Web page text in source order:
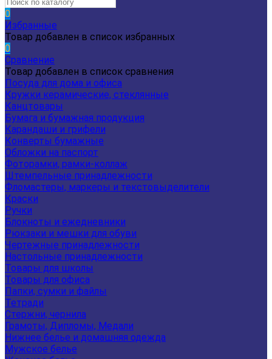
0
Избранные
Товар добавлен в список избранных
0
Сравнение
Товар добавлен в список сравнения
Посуда для дома и офиса
Кружки керамические, стеклянные
Канцтовары
Бумага и бумажная продукция
Карандаши и грифели
Конверты бумажные
Обложки на паспорт
Фоторамки, рамки-коллаж
Штемпельные принадлежности
Фломастеры, маркеры и текстовыделители
Краски
Ручки
Блокноты и ежедневники
Рюкзаки и мешки для обуви
Чертежные принадлежности
Настольные принадлежности
Товары для школы
Товары для офиса
Папки, сумки и файлы
Тетради
Стержни, чернила
Грамоты, Дипломы, Медали
Нижнее белье и домашняя одежда
Мужское белье